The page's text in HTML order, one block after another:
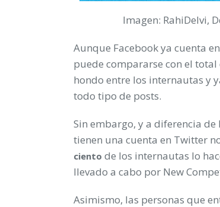
Imagen: RahiDelvi,
Aunque Facebook ya cuenta
puede compararse con el
hondo entre los internautas y
todo tipo de posts.
Sin embargo, y a diferencia
tienen una cuenta en Twitter
ciento de los internautas lo
llevado a cabo por New
Asimismo, las personas que